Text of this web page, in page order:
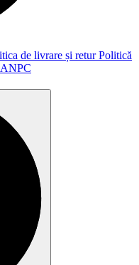
de livrare și returPolitică
ANPC